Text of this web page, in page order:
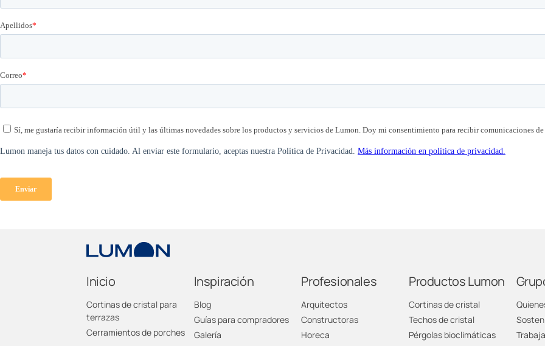
Inicio
Cortinas de cristal para
terrazas
Cerramientos de porches
Inspiración
Blog
Guías para compradores
Galería
Profesionales
Arquitectos
Constructoras
Horeca
Productos Lumon
Cortinas de cristal
Techos de cristal
Pérgolas bioclimáticas